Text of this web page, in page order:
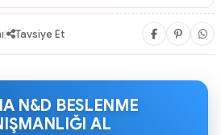
| Tavsiye Et
N&D BESLENME
AL